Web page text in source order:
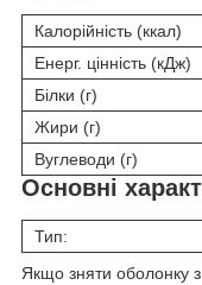
Калорійність (ккал)
Енерг. цінність (кДж)
Білки (г)
Жири (г)
Вуглеводи (г)
Основні
Тип:
Якщо зняти оболонку